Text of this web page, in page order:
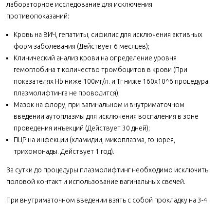
лабораторное исследование для исключения
противопоказаний:
Кровь на ВИЧ, гепатиты, сифилис для исключения активных
форм заболевания (Действует 6 месяцев);
Клинический анализ крови на определение уровня
гемоглобина т количество тромбоцитов в крови (При
показателях Hb ниже 100мг/л. и Tr ниже 160х10^6 процедура
плазмолифтинга не проводится);
Мазок на флору, при вагинальном и внутриматочном
введении аутоплазмы для исключения воспаления в зоне
проведения инъекций (Действует 30 дней);
ПЦР на инфекции (хламидии, микоплазма, гонорея,
трихомонады. Действует 1 год).
За сутки до процедуры плазмолифтинг необходимо исключить
половой контакт и использование вагинальных свечей.
При внутриматочном введении взять с собой прокладку на 3-4